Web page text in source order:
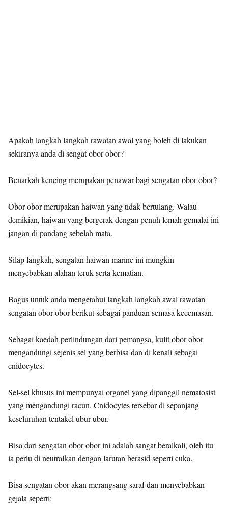
Apakah langkah langkah rawatan awal yang boleh di lakukan
sekiranya anda di sengat obor obor?
Benarkah kencing merupakan penawar bagi sengatan obor obor?
Obor obor merupakan haiwan yang tidak bertulang. Walau
demikian, haiwan yang bergerak dengan penuh lemah gemalai ini
jangan di pandang sebelah mata.
Silap langkah, sengatan haiwan marine ini mungkin
menyebabkan alahan teruk serta kematian.
Bagus untuk anda mengetahui langkah langkah awal rawatan
sengatan obor obor berikut sebagai panduan semasa kecemasan.
Sebagai kaedah perlindungan dari pemangsa, kulit obor obor
mengandungi sejenis sel yang berbisa dan di kenali sebagai
cnidocytes.
Sel-sel khusus ini mempunyai organel yang dipanggil nematosist
yang mengandungi racun. Cnidocytes tersebar di sepanjang
keseluruhan tentakel ubur-ubur.
Bisa dari sengatan obor obor ini adalah sangat beralkali, oleh itu
ia perlu di neutralkan dengan larutan berasid seperti cuka.
Bisa sengatan obor akan merangsang saraf dan menyebabkan
gejala seperti: